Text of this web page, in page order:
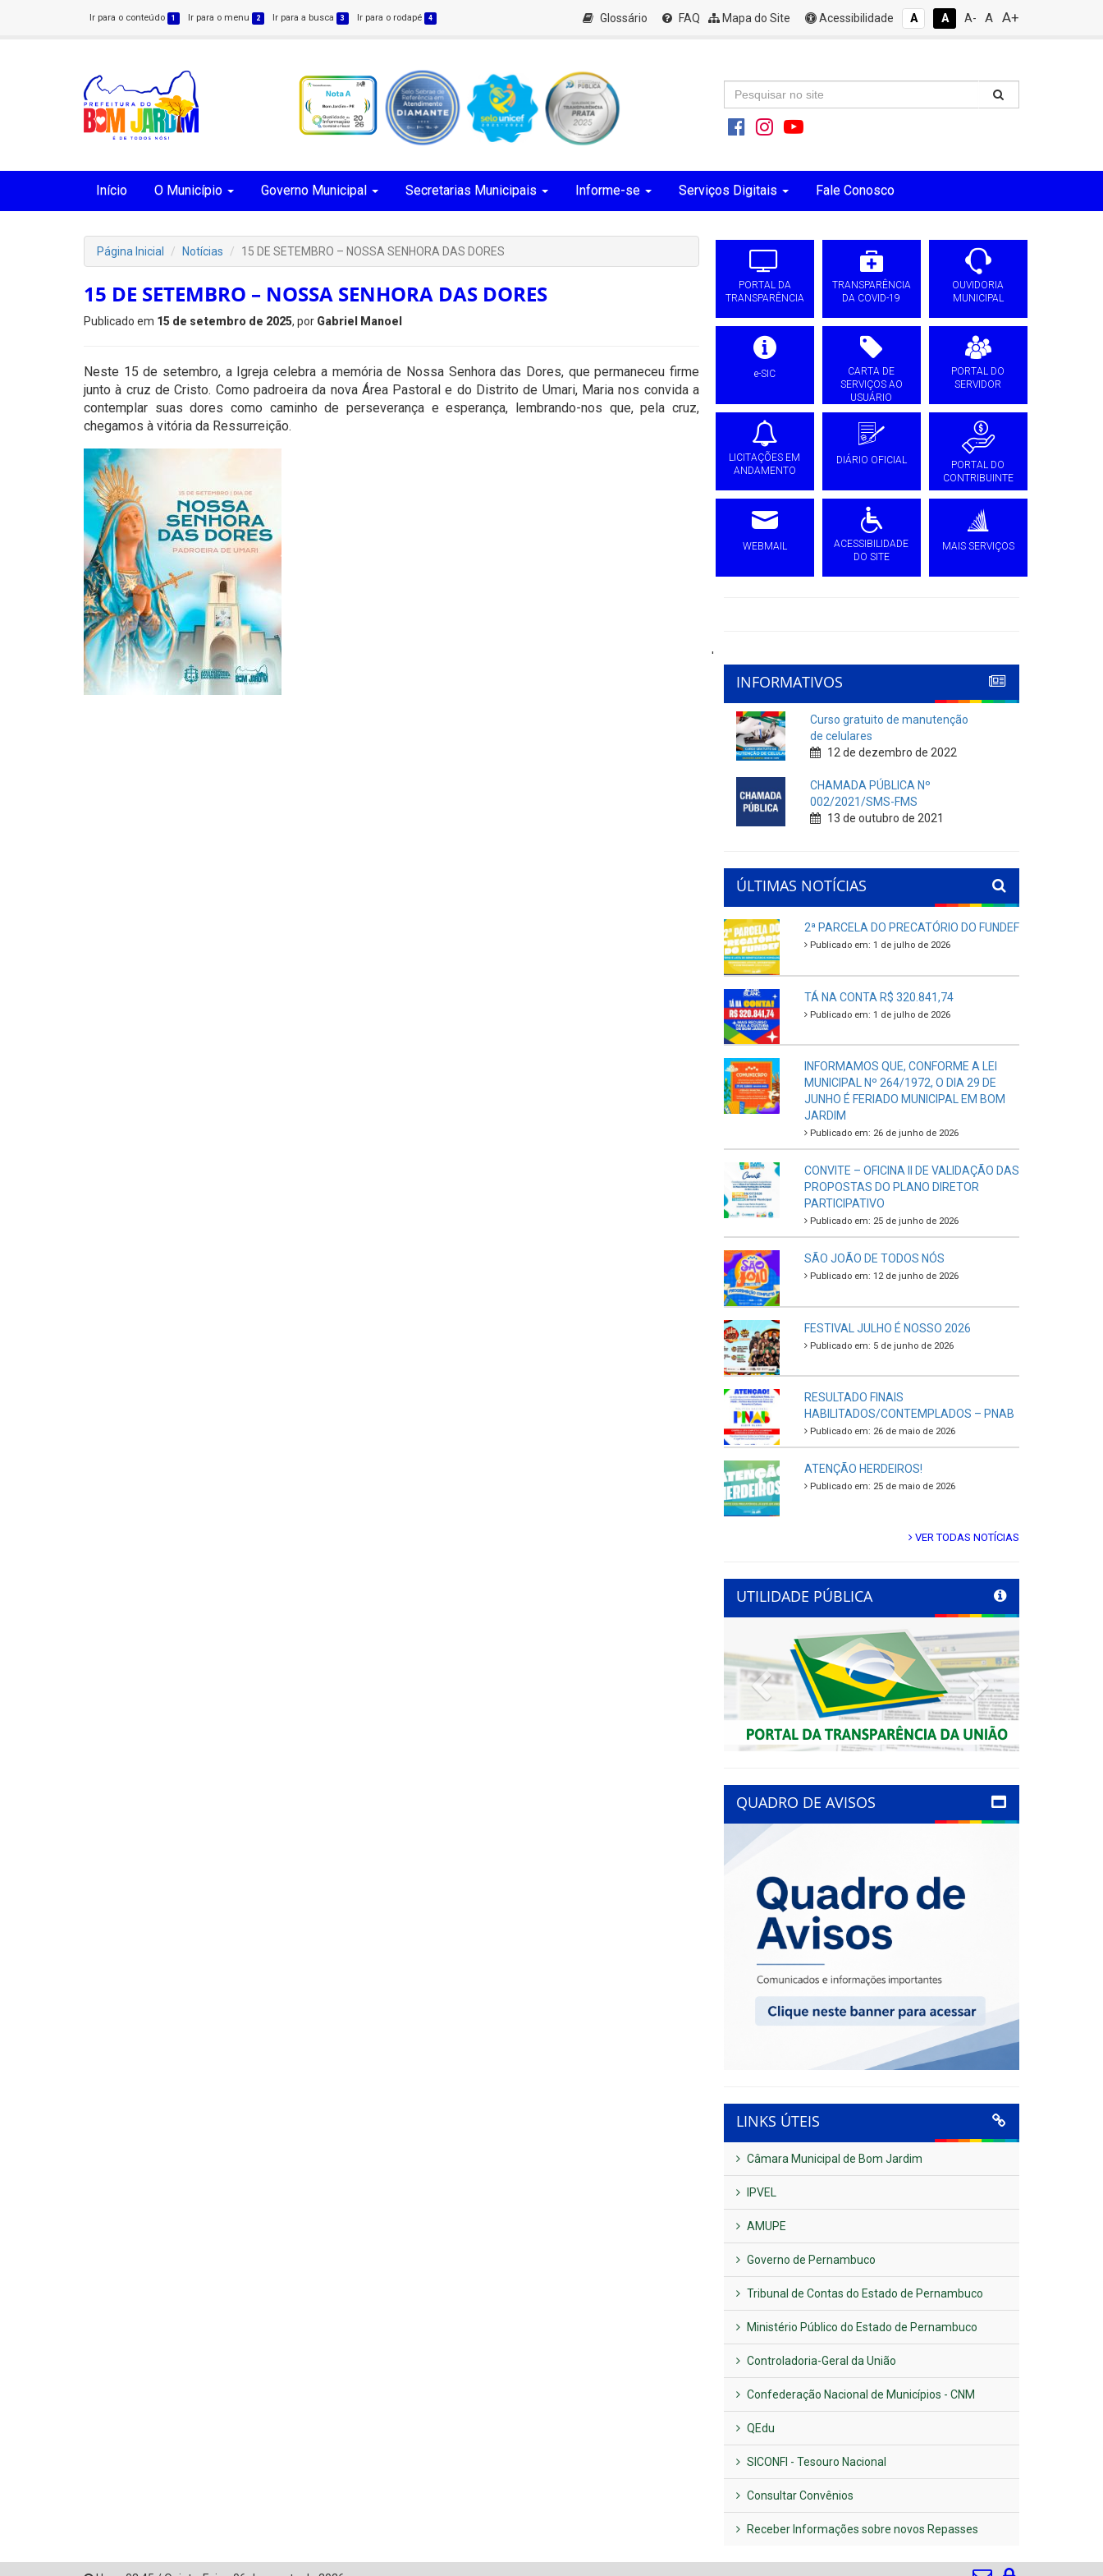
Ir para o conteúdo 1 Ir para o menu 2 Ir para a busca 3 Ir para o rodapé 4 Glossário FAQ Mapa do Site Acessibilidade A A A- A A+
Início O Município Governo Municipal Secretarias Municipais Informe-se Serviços Digitais Fale Conosco
Página Inicial Notícias 15 DE SETEMBRO – NOSSA SENHORA DAS DORES
15 DE SETEMBRO – NOSSA SENHORA DAS DORES
Publicado em 15 de setembro de 2025, por Gabriel Manoel
Neste 15 de setembro, a Igreja celebra a memória de Nossa Senhora das Dores, que permaneceu firme
junto à cruz de Cristo. Como padroeira da nova Área Pastoral e do Distrito de Umari, Maria nos convida a
contemplar suas dores como caminho de perseverança e esperança, lembrando-nos que, pela cruz,
chegamos à vitória da Ressurreição.
PORTAL DA
TRANSPARÊNCIA
TRANSPARÊNCIA
DA COVID-19
OUVIDORIA
MUNICIPAL
e-SIC
CARTA DE
SERVIÇOS AO
USUÁRIO
PORTAL DO
SERVIDOR
LICITAÇÕES EM
ANDAMENTO
DIÁRIO OFICIAL
PORTAL DO
CONTRIBUINTE
WEBMAIL
ACESSIBILIDADE
DO SITE
MAIS SERVIÇOS
'
INFORMATIVOS
Curso gratuito de manutenção
de celulares
12 de dezembro de 2022
CHAMADA PÚBLICA Nº
002/2021/SMS-FMS
13 de outubro de 2021
ÚLTIMAS NOTÍCIAS
2ª PARCELA DO PRECATÓRIO DO FUNDEF
Publicado em: 1 de julho de 2026
TÁ NA CONTA R$ 320.841,74
Publicado em: 1 de julho de 2026
INFORMAMOS QUE, CONFORME A LEI
MUNICIPAL Nº 264/1972, O DIA 29 DE
JUNHO É FERIADO MUNICIPAL EM BOM
JARDIM
Publicado em: 26 de junho de 2026
CONVITE – OFICINA II DE VALIDAÇÃO DAS
PROPOSTAS DO PLANO DIRETOR
PARTICIPATIVO
Publicado em: 25 de junho de 2026
SÃO JOÃO DE TODOS NÓS
Publicado em: 12 de junho de 2026
FESTIVAL JULHO É NOSSO 2026
Publicado em: 5 de junho de 2026
RESULTADO FINAIS
HABILITADOS/CONTEMPLADOS – PNAB
Publicado em: 26 de maio de 2026
ATENÇÃO HERDEIROS!
Publicado em: 25 de maio de 2026
VER TODAS NOTÍCIAS
UTILIDADE PÚBLICA
Previous Next
QUADRO DE AVISOS
LINKS ÚTEIS
Câmara Municipal de Bom Jardim
IPVEL
AMUPE
Governo de Pernambuco
Tribunal de Contas do Estado de Pernambuco
Ministério Público do Estado de Pernambuco
Controladoria-Geral da União
Confederação Nacional de Municípios - CNM
QEdu
SICONFI - Tesouro Nacional
Consultar Convênios
Receber Informações sobre novos Repasses